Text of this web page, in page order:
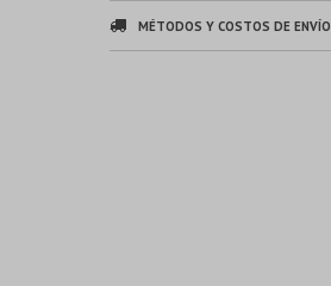
MÉTODOS Y COSTOS DE ENVÍO